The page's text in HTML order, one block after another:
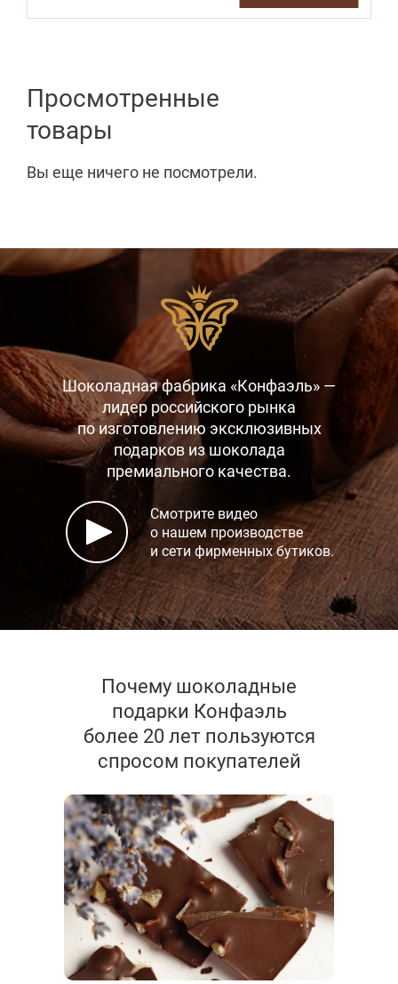
Просмотренные
товары
Вы еще ничего не посмотрели.
Шоколадная фабрика «Конфаэль» —
лидер российского рынка
по изготовлению эксклюзивных
подарков из шоколада
премиального качества.
Смотрите видео
о нашем производстве
и сети фирменных бутиков.
Почему шоколадные
подарки Конфаэль
более 20 лет пользуются
спросом покупателей